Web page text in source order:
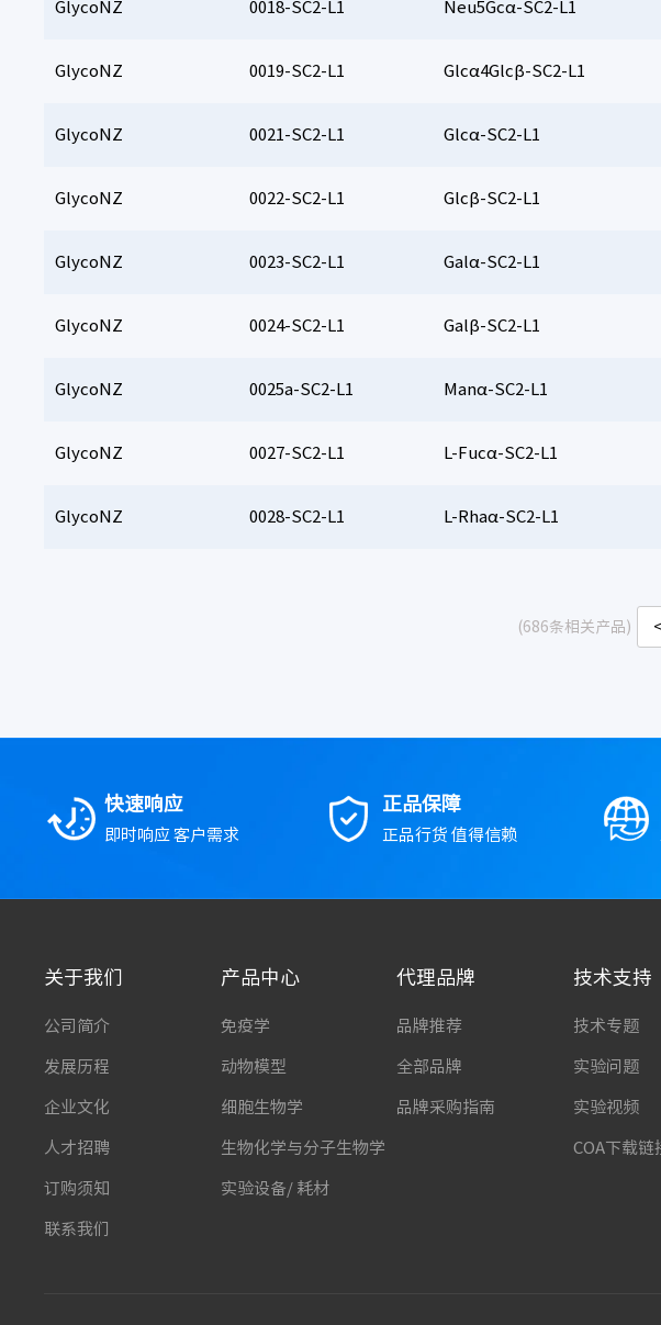
GlycoNZ 0018-SC2-L1 Neu5Gcα-SC2-L1
GlycoNZ 0019-SC2-L1 Glcα4Glcβ-SC2-L1
GlycoNZ 0021-SC2-L1 Glcα-SC2-L1
GlycoNZ 0022-SC2-L1 Glcβ-SC2-L1
GlycoNZ 0023-SC2-L1 Galα-SC2-L1
GlycoNZ 0024-SC2-L1 Galβ-SC2-L1
GlycoNZ 0025a-SC2-L1 Manα-SC2-L1
GlycoNZ 0027-SC2-L1 L-Fucα-SC2-L1
GlycoNZ 0028-SC2-L1 L-Rhaα-SC2-L1
(686条相关产品) <
快速响应
即时响应 客户需求
正品保障
正品行货 值得信赖
关于我们
公司简介
发展历程
企业文化
人才招聘
订购须知
联系我们
产品中心
免疫学
动物模型
细胞生物学
生物化学与分子生物学
实验设备/ 耗材
代理品牌
品牌推荐
全部品牌
品牌采购指南
技术支持
技术专题
实验问题
实验视频
COA下载链